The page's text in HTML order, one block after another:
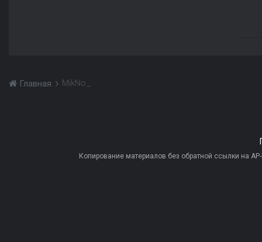
Главная MikNo_
Копирование материалов без обратной ссылки на